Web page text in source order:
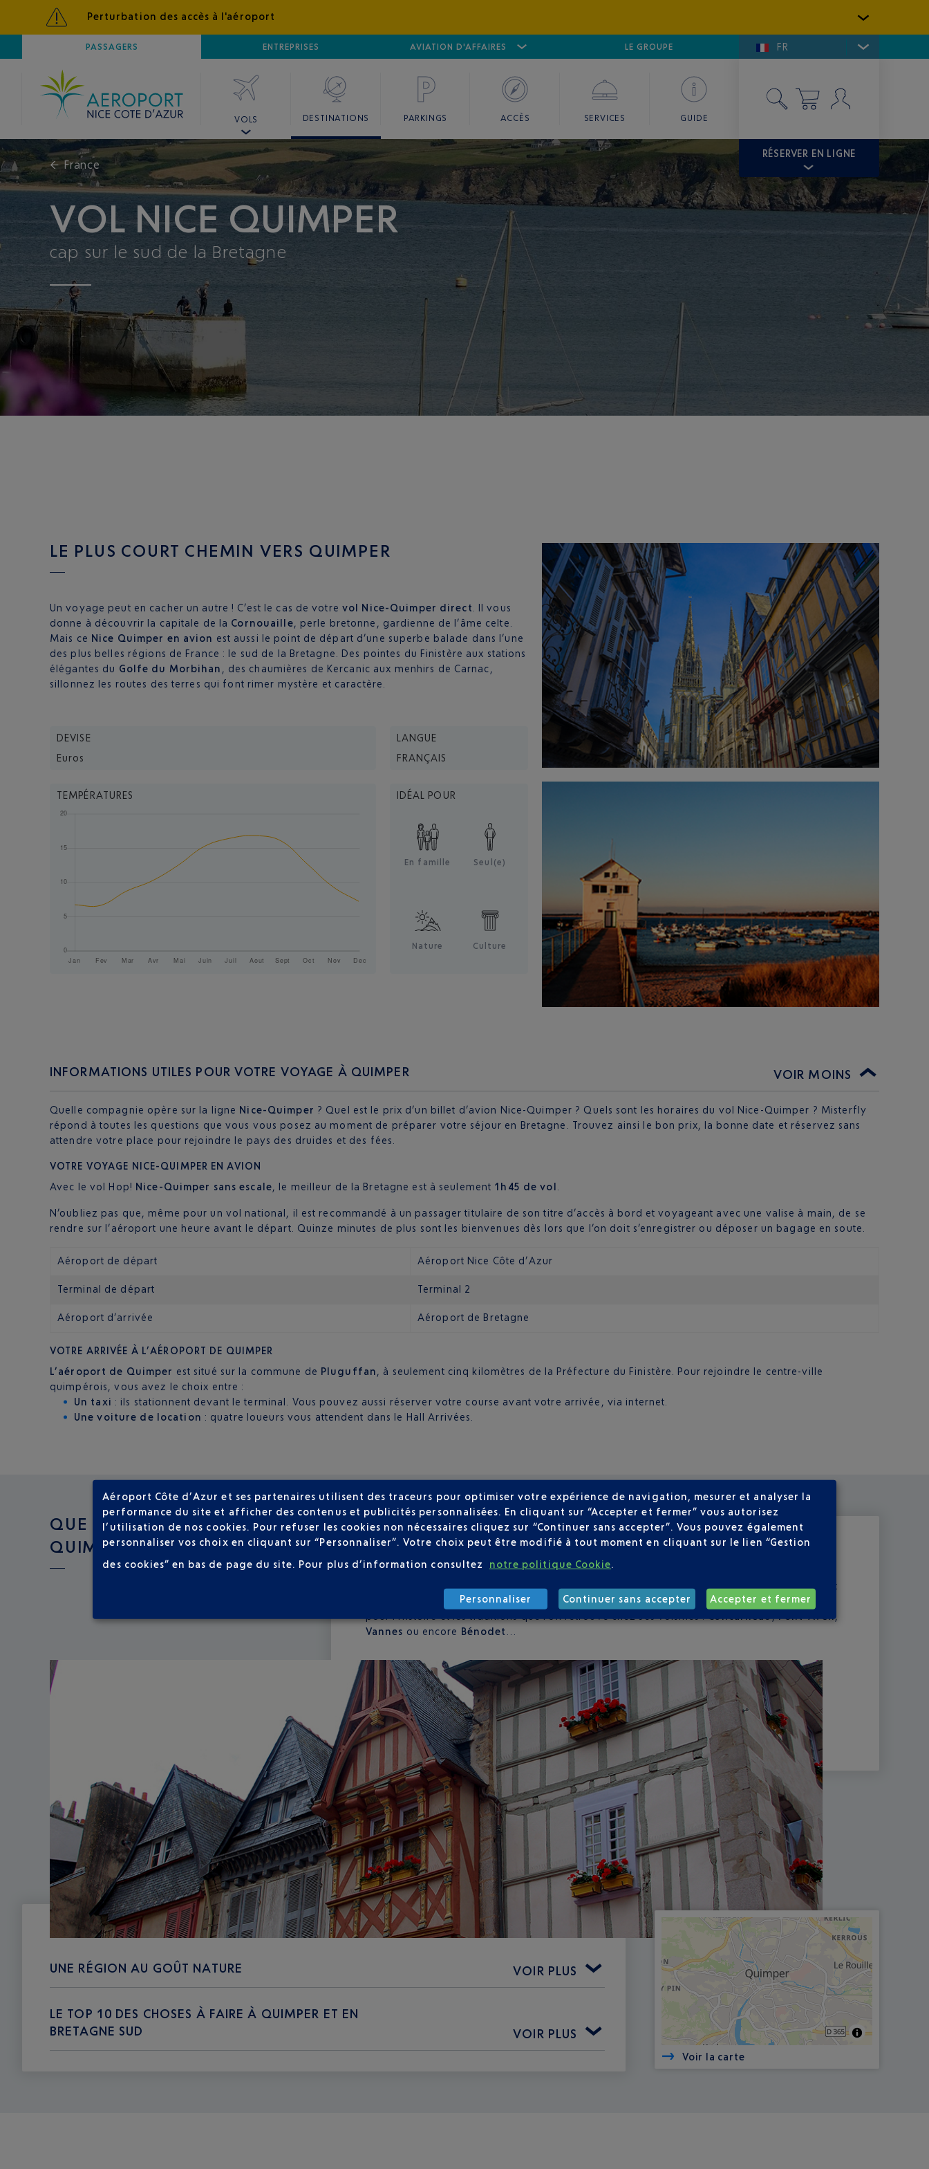
Perturbation des accès à l'aéroport
PASSAGERS ENTREPRISES AVIATION D'AFFAIRES
AÉROPORTNICE CÔTE D'AZUR AÉROPORT CANNES MANDELIEU GOLFE DE SAINT-TROPEZ
LE GROUPE FR
VOLS DESTINATIONS PARKINGS ACCÈS SERVICES GUIDE
RÉSERVER EN LIGNE
← France
VOL NICE QUIMPER
cap sur le sud de la Bretagne
LE PLUS COURT CHEMIN VERS QUIMPER
Un voyage peut en cacher un autre ! C’est le cas de votre vol Nice-Quimper direct
. Il vous
donne à découvrir la capitale de la Cornouaille, perle bretonne, gardienne de l’âme celte.
Mais ce Nice Quimper en avion est aussi le point de départ d’une superbe balade dans l’une
des plus belles régions de France : le sud de la Bretagne. Des pointes du Finistère aux stations
élégantes du Golfe du Morbihan , des chaumières de Kercanic aux menhirs de Carnac,
sillonnez les routes des terres qui font rimer mystère et caractère.
DEVISE
Euros
LANGUE
FRANÇAIS
TEMPÉRATURES IDÉAL POUR
En famille Seul(e)
Nature Culture
INFORMATIONS UTILES POUR VOTRE VOYAGE À QUIMPER VOIR MOINS
Quelle compagnie opère sur la ligne Nice-Quimper ? Quel est le prix d’un billet d’avion Nice-Quimper ? Quels sont les horaires du vol Nice-Quimper ? Misterfly
répond à toutes les questions que vous vous posez au moment de préparer votre séjour en Bretagne. Trouvez ainsi le bon prix, la bonne date et réservez sans
attendre votre place pour rejoindre le pays des druides et des fées.
VOTRE VOYAGE NICE-QUIMPER EN AVION
Avec le vol Hop! Nice-Quimper sans escale, le meilleur de la Bretagne est à seulement 1h45 de vol
N’oubliez pas que, même pour un vol national, il est recommandé à un passager titulaire de son titre d’accès à bord et voyageant avec une valise à main, de se
rendre sur l’aéroport une heure avant le départ. Quinze minutes de plus sont les bienvenues dès lors que l’on doit s’enregistrer ou déposer un bagage en soute.
Aéroport de départ Aéroport Nice Côte d’Azur
Terminal de départ Terminal 2
Aéroport d’arrivée Aéroport de Bretagne
VOTRE ARRIVÉE À L’AÉROPORT DE QUIMPER
L’aéroport de Quimper est situé sur la commune de Pluguffan, à seulement cinq kilomètres de la Préfecture du Finistère. Pour rejoindre le centre-ville
quimpérois, vous avez le choix entre :
Un taxi : ils stationnent devant le terminal. Vous pouvez aussi réserver votre course avant votre arrivée, via internet.
Une voiture de location : quatre loueurs vous attendent dans le Hall Arrivées.
QUE FAIRE À
QUIMPER ?
plus beaux reflets. Ses maisons à pans de bois, ses passerelles dressées au-dessus de l’Odet
ou du Steir, ses places et ruelles pavées, ses bagads et ses crêperies pur beurre, démontrent
Cornouaillea su se construire un avenir sans renier son passé. Un respect
Pont-Aven,
Vannes ou encore Bénodet
UNE RÉGION AU GOÛT NATURE VOIR PLUS
LE TOP 10 DES CHOSES À FAIRE À QUIMPER ET EN
BRETAGNE SUD
VOIR PLUS
Voir la carte
Aéroport Côte d’Azur et ses partenaires utilisent des traceurs pour optimiser votre expérience de navigation, mesurer et analyser la
performance du site et afficher des contenus et publicités personnalisées. En cliquant sur “Accepter et fermer” vous autorisez
l’utilisation de nos cookies. Pour refuser les cookies non nécessaires cliquez sur “Continuer sans accepter”. Vous pouvez également
personnaliser vos choix en cliquant sur “Personnaliser”. Votre choix peut être modifié à tout moment en cliquant sur le lien “Gestion
des cookies” en bas de page du site. Pour plus d’information consultez notre politique Cookie
Personnaliser Continuer sans accepter Accepter et fermer